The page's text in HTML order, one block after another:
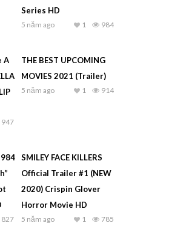
Series HD
5 năm ago 984
1
A
947
THE BEST UPCOMING
MOVIES 2021 (Trailer)
5 năm ago 914
1
827
SMILEY FACE KILLERS
Official Trailer #1 (NEW
2020) Crispin Glover
Horror Movie HD
5 năm ago 785
1